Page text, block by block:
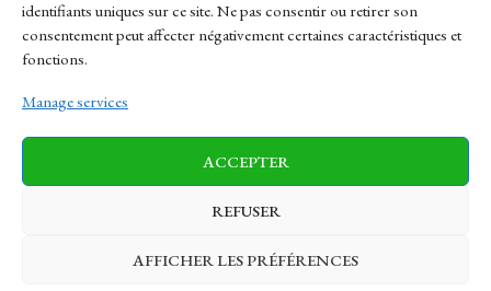
identifiants uniques sur ce site. Ne pas consentir ou retirer son
consentement peut affecter négativement certaines caractéristiques et
fonctions.
Manage services
ACCEPTER
REFUSER
AFFICHER LES PRÉFÉRENCES
Contact
Sitemap
News Finance-Marches Politics
Business Tech Health Sports Travel
© 1997-2026 - lepolitique.net. All Rights Reserved.